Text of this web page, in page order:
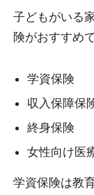
子どもがいる
険がおすすめで
学資保険
収入保障保
終身保険
女性向け医
学資保険は教